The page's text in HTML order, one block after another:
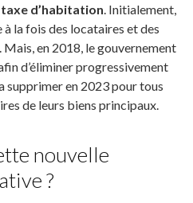
taxe d’habitation. Initialement,
la fois des locataires et des
en 2018, le gouvernement
d’éliminer progressivement
supprimer en 2023 pour tous
de leurs biens principaux.
nouvelle
?